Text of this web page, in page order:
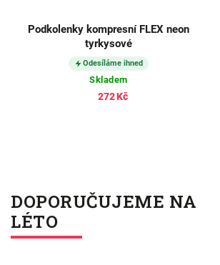
Podkolenky kompresní FLEX neon
tyrkysové
Odesíláme ihned
Skladem
272 Kč
DOPORUČUJEME NA
LÉTO